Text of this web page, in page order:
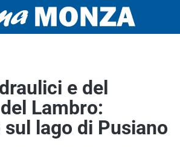
e del
Lambro:
sul lago di Pusiano